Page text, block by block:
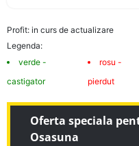
Profit: in curs de actualizare
Legenda:
verde -
castigator
rosu -
pierdut
Oferta speciala
Osasuna